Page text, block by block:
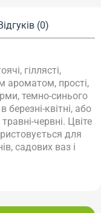
(0)
гіллясті,
ароматом, прості,
темно-синього
квітні, або
червні. Цвіте
для
садових ваз і